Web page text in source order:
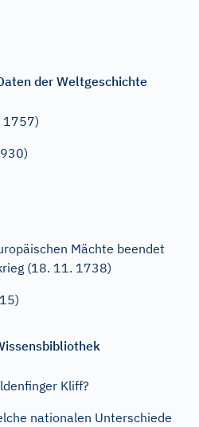
der Weltgeschichte
1757)
Mächte beendet
(18. 11. 1738)
Kliff?
nationalen Unterschiede